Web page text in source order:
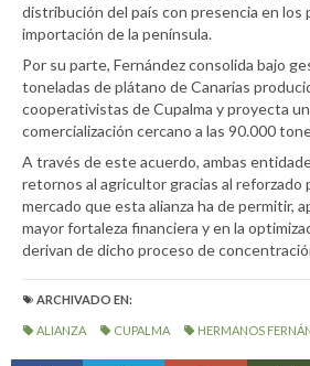
distribución del país con presencia en
importación de la península.
Por su parte, Fernández consolida bajo
toneladas de plátano de Canarias
cooperativistas de Cupalma y proyecta
comercialización cercano a las 90.000
A través de este acuerdo, ambas
retornos al agricultor gracias al reforzado
mercado que esta alianza ha de permitir,
mayor fortaleza financiera y en la
derivan de dicho proceso de
ARCHIVADO EN:
ALIANZA CUPALMA HERMANOS